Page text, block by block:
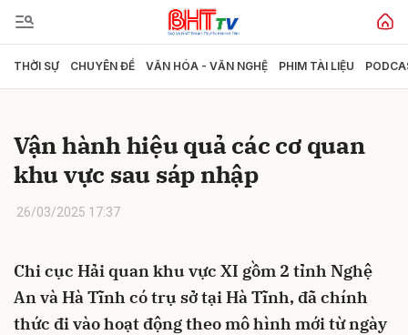
THỜI SỰ CHUYÊN ĐỀ VĂN HÓA - VĂN NGHỆ PHIM TÀI LIỆU
Vận hành hiệu quả các cơ quan
khu vực sau sáp nhập
26/03/2025 17:37
Chi cục Hải quan khu vực XI gồm 2 tỉnh Nghệ
An và Hà Tĩnh có trụ sở tại Hà Tĩnh, đã chính
thức đi vào hoạt động theo mô hình mới từ ngày
Gửi bình luận
Hủy Gửi